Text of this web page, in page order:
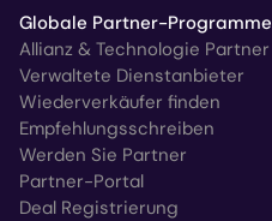
Globale Partner-Programme
Allianz & Technologie Partner
Verwaltete Dienstanbieter
Wiederverkäufer finden
Empfehlungsschreiben
Werden Sie Partner
Partner-Portal
Deal Registrierung